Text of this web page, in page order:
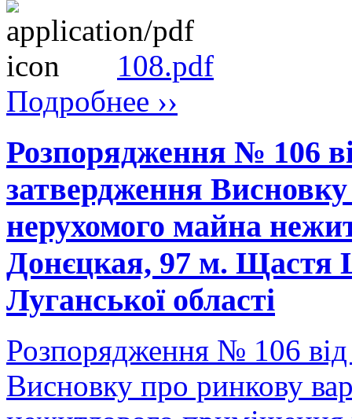
108.pdf
Подробнее ››
Розпорядження № 106
затвердження
нерухомого майна
Донєцкая, 97 м. Щастя
Луганської області
Розпорядження № 106
Висновку про ринкову